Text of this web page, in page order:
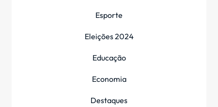
Esporte
Eleições 2024
Educação
Economia
Destaques